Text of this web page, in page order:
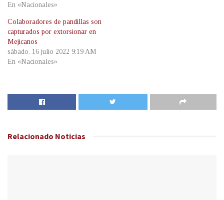
En «Nacionales»
Colaboradores de pandillas son
capturados por extorsionar en
Mejicanos
sábado, 16 julio 2022 9:19 AM
En «Nacionales»
Relacionado Noticias